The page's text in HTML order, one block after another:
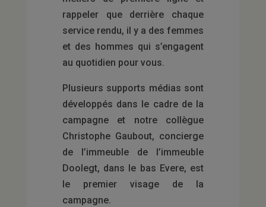
rappeler que derrière chaque
service rendu, il y a des femmes
et des hommes qui s’engagent
au quotidien pour vous.
Plusieurs supports médias sont
développés dans le cadre de la
campagne et notre collègue
Christophe Gaubout, concierge
de l’immeuble de l’immeuble
Doolegt, dans le bas Evere, est
le premier visage de la
campagne.